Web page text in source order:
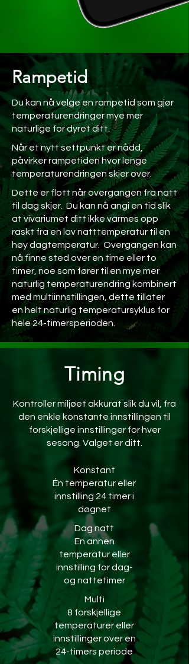
Rampetid
Du kan nå velge en rampetid som gjør
temperaturendringer mye mer
naturlige for dyret ditt.
Når et nytt settpunkt er nådd,
påvirker rampetiden hvor lenge
temperaturendringen skjer over.
Dette er flott når overgangen fra natt
til dag skjer. Du kan nå angi en tid slik
at vivariumet ditt ikke varmes opp
raskt fra en lav natttemperatur til en
høy dagtemperatur. Overgangen kan
nå finne sted over en time eller to
timer, noe som fører til en mye mer
naturlig temperaturendring kombinert
med multiinnstillingen, dette tillater
en helt naturlig temperatursyklus for
hele 24-timersperioden.
Timing
Kontroller miljøet akkurat slik du vil, fra
den enkle konstante innstillingen til
forskjellige innstillinger for hver
sesong. Valget er ditt.
Konstant
Én temperatur eller
innstilling 24 timer i
døgnet
Dag natt
En annen
temperatur eller
innstilling for dag-
og nattetimer
Multi
8 forskjellige
temperaturer eller
innstillinger over en
24-timers periode